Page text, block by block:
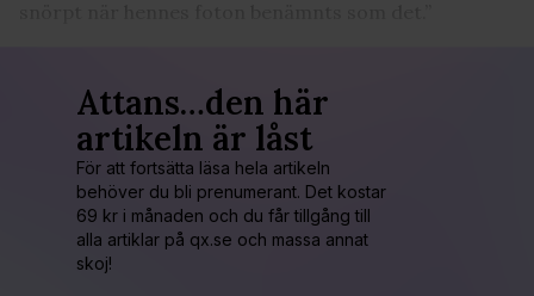
Attans…den här
artikeln är låst
För att fortsätta läsa hela artikeln
behöver du bli prenumerant. Det kostar
69 kr i månaden och du får tillgång till
alla artiklar på qx.se och massa annat
skoj!